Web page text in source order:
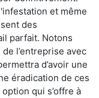
et même
des
parfait. Notons
l’entreprise avec
d’avoir une
éradication de ces
qui s’offre à